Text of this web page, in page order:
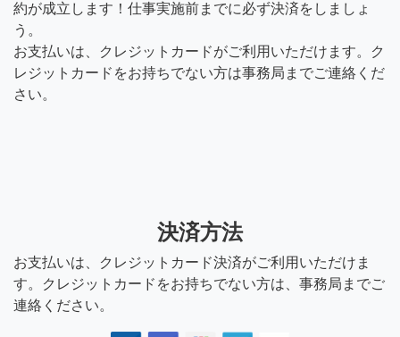
約が成立します！仕事実施前までに必ず決済をしましょ
う。
お支払いは、クレジットカードがご利用いただけます。ク
レジットカードをお持ちでない方は事務局までご連絡くだ
さい。
決済方法
お支払いは、クレジットカード決済がご利用いただけま
す。クレジットカードをお持ちでない方は、事務局までご
連絡ください。